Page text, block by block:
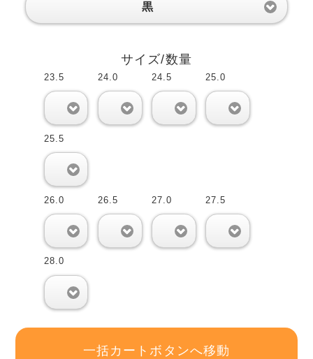
黒
サイズ/数量
23.5 24.0 24.5 25.0
25.5
26.0 26.5 27.0 27.5
28.0
一括カートボタンへ移動